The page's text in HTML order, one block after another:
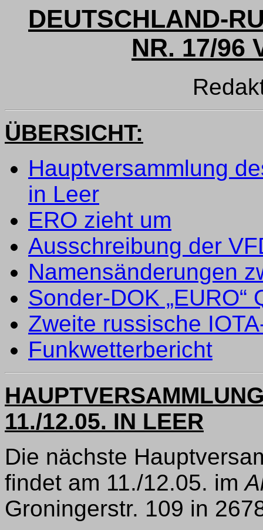
DEUTSCHLAND-
NR. 17/96
ÜBERSICHT:
Hauptversammlung
in Leer
ERO zieht um
Ausschreibung der
Namensänderungen
Sonder-DOK „EURO“
Zweite russische
Funkwetterbericht
11./12.05. IN LEER
Die nächste
findet am 11./12.05. im
Groningerstr. 109 in